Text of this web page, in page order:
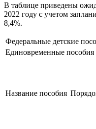
В таблице приведены
2022 году с учетом
8,4%.
Федеральные детские
Единовременные пособия
Название пособия